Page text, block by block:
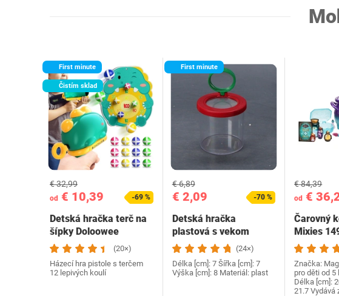
First minute
Čistím sklad
od € 10,39
€ 32,99
-69 %
Detská hračka terč na
šípky Doloowee
(20×)
Házecí hra pistole s terčem
12 lepivých koulí
First minute
€ 2,09
€ 6,89
-70 %
Detská hračka
plastová s vekom
(24×)
Délka [cm]: 7 Šířka [cm]: 7
Výška [cm]: 8 Materiál: plast
od €
€ 84,39
Čarovný
Mixies
Značka:
pro děti od 5
Délka [cm]:
21.7 Vydává